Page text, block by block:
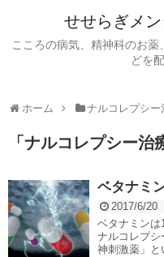
せせらぎメ
こころの病気、精神科のお
どを
ホーム ナルコレプシー
「 ナルコレプシー治
ベタナミ
2017/6/20
ベタナミンは
ナルコレプシ
神刺激薬」